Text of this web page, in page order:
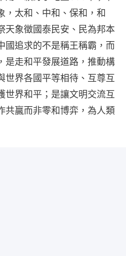
，太和、中和、保和，和
天象徵國泰民安、民為邦本
國追求的不是稱王稱霸，而
是走和平發展道路，推動構
世界各國平等相待、互尊互
世界和平；是讓文明交流互
共贏而非零和博弈，為人類